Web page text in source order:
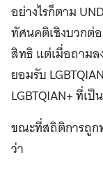
อย่างไรก็ตาม
ทัศนคติเชิงบวกต่
สิทธิ แต่เมื่อถามล
ยอมรับ
LGBTQIAN+ ที่เ
ขณะที่สถิติการถูก
ว่า